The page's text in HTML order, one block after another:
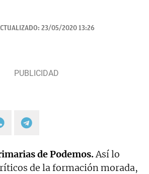
23/05/2020 13:26
de Podemos.Así lo
de la formación morada,